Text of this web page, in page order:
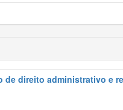
de direito administrativo e